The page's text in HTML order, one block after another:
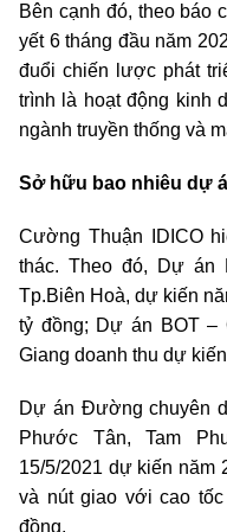
Bên cạnh đó, theo báo
yết 6 tháng đầu năm
đuổi chiến lược phát
trình là hoạt động kinh
ngành truyền thống và
Sởhữu bao nhiêu dự
Cường Thuận IDICO
thác. Theo đó, Dự án
Tp.Biên Hoà, dự kiến
tỷ đồng; Dự án BOT –
Giang doanh thu dự
Dự án Đường chuyên
Phước Tân, Tam
15/5/2021 dự kiến
và nút giao với cao
đồng.